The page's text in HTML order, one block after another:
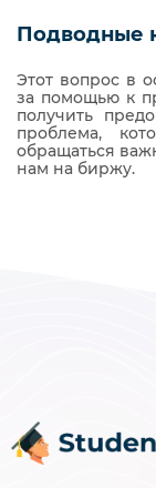
Подводные
Этот вопрос в
за помощью к
получить
проблема,
обращаться
нам на биржу.